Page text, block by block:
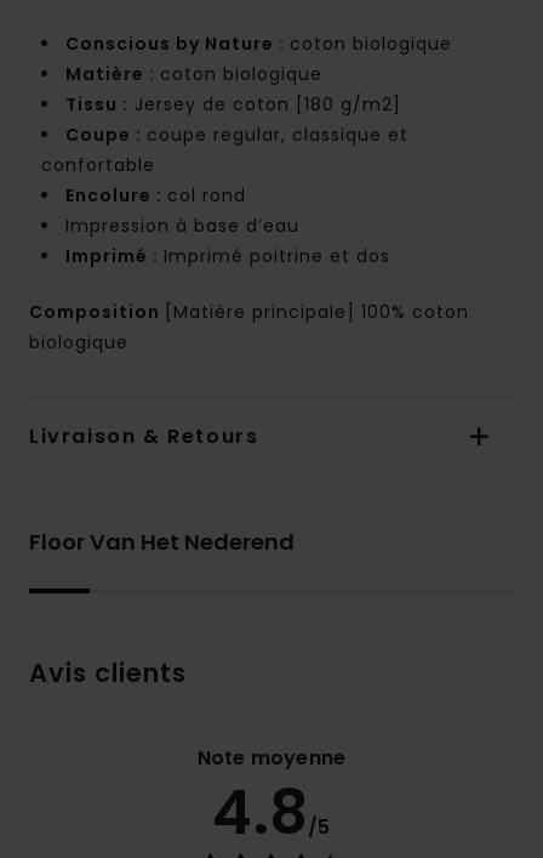
Conscious by Nature : coton biologique
Matière : coton biologique
Tissu : Jersey de coton [180 g/m2]
Coupe : coupe regular, classique et
confortable
Encolure : col rond
Impression à base d’eau
Imprimé : Imprimé poitrine et dos
Composition
[Matière principale] 100% coton
biologique
Livraison & Retours
Floor Van Het Nederend
Avis clients
Note moyenne
4.8/5